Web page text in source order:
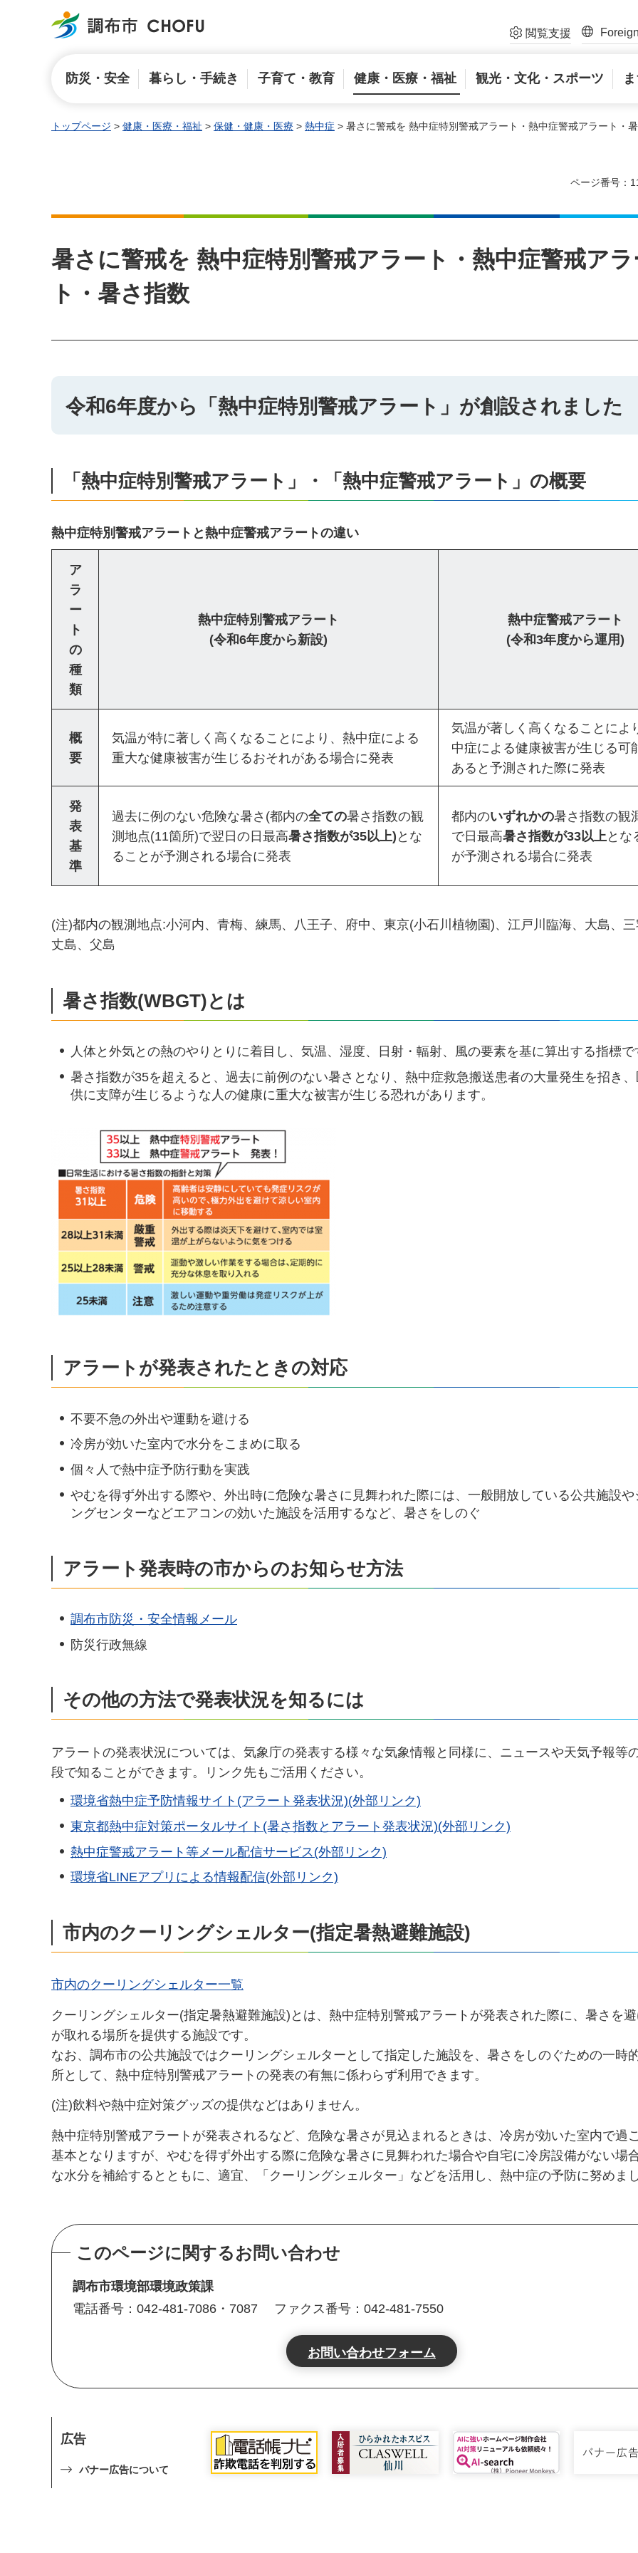
調布市 閲覧支援
防災・安全 暮らし・手続き 子育て・教育 健康・医療・福祉 観光・文化・スポーツ
トップページ > 健康・医療・福祉 > 保健・健康・医療 > 熱中症 > 暑さに警戒を 熱中症特別警戒アラート・熱中症警戒アラート・
ページ番号：
暑さに警戒を 熱中症特別警戒アラート・熱中症警戒アラ
ト・暑さ指数
令和6年度から「熱中症特別警戒アラート」が創設されました
「熱中症特別警戒アラート」・「熱中症警戒アラート」の概要
熱中症特別警戒アラートと熱中症警戒アラートの違い
ア
ラ
ー
ト
の
種
類
熱中症特別警戒アラート
(令和6年度から新設)
熱中症警戒アラート
(令和3年度から運用)
概
要
気温が特に著しく高くなることにより、熱中症による
重大な健康被害が生じるおそれがある場合に発表
気温が著しく高くなることによ
中症による健康被害が生じる可
あると予測された際に発表
発
表
基
準
過去に例のない危険な暑さ(都内の全ての暑さ指数の観
測地点(11箇所)で翌日の日最高暑さ指数が35以上) とな
ることが予測される場合に発表
都内のいずれかの暑さ指数の観
で日最高暑さ指数が33以上とな
が予測される場合に発表
(注)都内の観測地点:小河内、青梅、練馬、八王子、府中、東京(小石川植物園)、江戸川臨海、大島、
丈島、父島
暑さ指数(WBGT)とは
人体と外気との熱のやりとりに着目し、気温、湿度、日射・輻射、風の要素を基に算出する指標で
暑さ指数が35を超えると、過去に前例のない暑さとなり、熱中症救急搬送患者の大量発生を招き
供に支障が生じるような人の健康に重大な被害が生じる恐れがあります。
アラートが発表されたときの対応
不要不急の外出や運動を避ける
冷房が効いた室内で水分をこまめに取る
個々人で熱中症予防行動を実践
やむを得ず外出する際や、外出時に危険な暑さに見舞われた際には、一般開放している公共施設や
ングセンターなどエアコンの効いた施設を活用するなど、暑さをしのぐ
アラート発表時の市からのお知らせ方法
調布市防災・安全情報メール
防災行政無線
その他の方法で発表状況を知るには
アラートの発表状況については、気象庁の発表する様々な気象情報と同様に、ニュースや天気予報等
段で知ることができます。リンク先もご活用ください。
環境省熱中症予防情報サイト(アラート発表状況)(外部リンク)
東京都熱中症対策ポータルサイト(暑さ指数とアラート発表状況)(外部リンク)
熱中症警戒アラート等メール配信サービス(外部リンク)
環境省LINEアプリによる情報配信(外部リンク)
市内のクーリングシェルター(指定暑熱避難施設)
市内のクーリングシェルター一覧
クーリングシェルター(指定暑熱避難施設)とは、熱中症特別警戒アラートが発表された際に、暑さを
が取れる場所を提供する施設です。
なお、調布市の公共施設ではクーリングシェルターとして指定した施設を、暑さをしのぐための一時
所として、熱中症特別警戒アラートの発表の有無に係わらず利用できます。
(注)飲料や熱中症対策グッズの提供などはありません。
熱中症特別警戒アラートが発表されるなど、危険な暑さが見込まれるときは、冷房が効いた室内で過
基本となりますが、やむを得ず外出する際に危険な暑さに見舞われた場合や自宅に冷房設備がない場
な水分を補給するとともに、適宜、「クーリングシェルター」などを活用し、熱中症の予防に努めま
このページに関するお問い合わせ
調布市環境部環境政策課
電話番号：042-481-7086・7087
ファクス番号：042-481-7550
広告
バナー広告について